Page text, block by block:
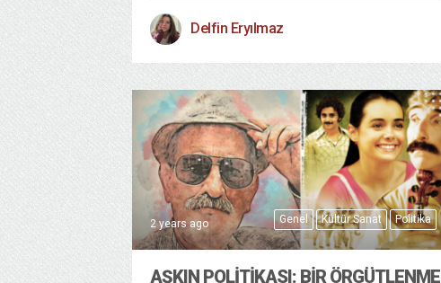
Delfin Eryılmaz
Genel Kültür Sanat Politika
2 years ago
AŞKIN POLİTİKASI: BİR ÖRGÜTLENME